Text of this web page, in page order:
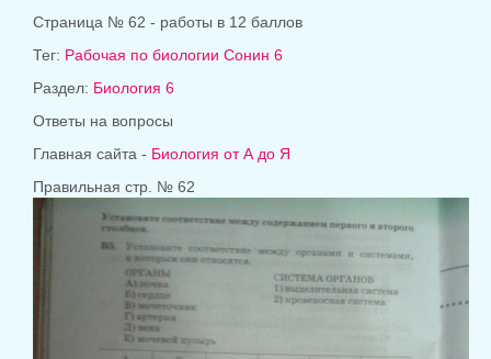
Страница № 62 - работы в 12 баллов
Тег: Рабочая по биологии Сонин 6
Раздел: Биология 6
Ответы на вопросы
Главная сайта - Биология от А до Я
Правильная стр. № 62